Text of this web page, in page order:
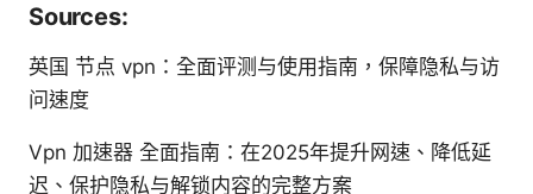
Sources:
英国 节点 vpn：全面评测与使用指南，保障隐私与访
问速度
Vpn 加速器 全面指南：在2025年提升网速、降低延
迟、保护隐私与解锁内容的完整方案